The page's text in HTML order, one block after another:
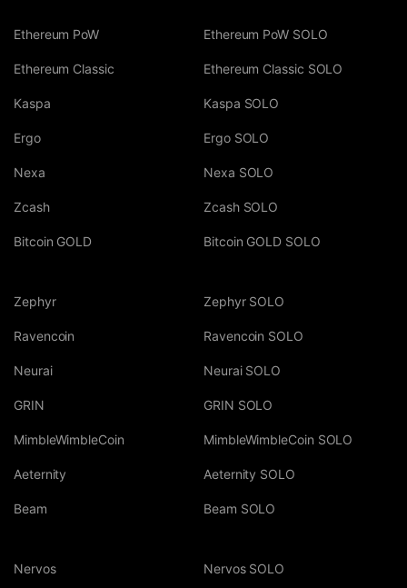
Ethereum PoW
Ethereum Classic
Kaspa
Ergo
Nexa
Zcash
Bitcoin GOLD
Ethereum PoW SOLO
Ethereum Classic SOLO
Kaspa SOLO
Ergo SOLO
Nexa SOLO
Zcash SOLO
Bitcoin GOLD SOLO
Zephyr
Ravencoin
Neurai
GRIN
MimbleWimbleCoin
Aeternity
Beam
Zephyr SOLO
Ravencoin SOLO
Neurai SOLO
GRIN SOLO
MimbleWimbleCoin SOLO
Aeternity SOLO
Beam SOLO
Nervos Nervos SOLO